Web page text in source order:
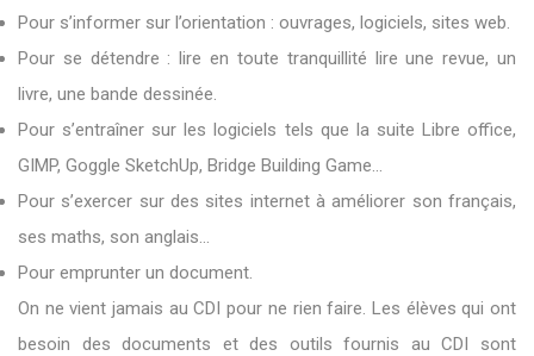
Pour s’informer sur l’orientation : ouvrages, logiciels, sites web.
Pour se détendre : lire en toute tranquillité lire une revue, un
livre, une bande dessinée.
Pour s’entraîner sur les logiciels tels que la suite Libre office,
GIMP, Goggle SketchUp, Bridge Building Game...
Pour s’exercer sur des sites internet à améliorer son français,
ses maths, son anglais…
Pour emprunter un document.
On ne vient jamais au CDI pour ne rien faire. Les élèves qui ont
besoin des documents et des outils fournis au CDI sont